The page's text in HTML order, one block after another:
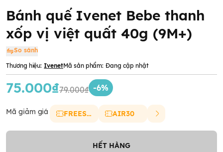
Bánh quế Ivenet Bebe thanh
xốp vị việt quất 40g (9M+)
So sánh
Thương hiệu: IvenetMã sản phẩm: Đang cập nhật
75.000₫79.000₫ -6%
Mã giảm giá FREESHIP AIR30
HẾT HÀNG